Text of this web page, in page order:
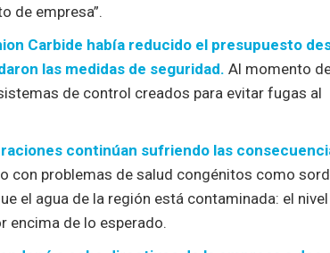
de empresa”.
Carbide había reducido el presupuesto
las medidas de seguridad. Al momento
de control creados para evitar fugas al
continúan sufriendo las
con problemas de salud congénitos como
el agua de la región está contaminada: el
encima de lo esperado.